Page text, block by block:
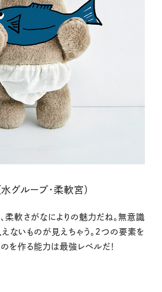
グループ・柔軟宮）
柔軟さがなによりの魅力だね。無意識
ないものが見えちゃう。2つの要素を
を作る能力は最強レベルだ！